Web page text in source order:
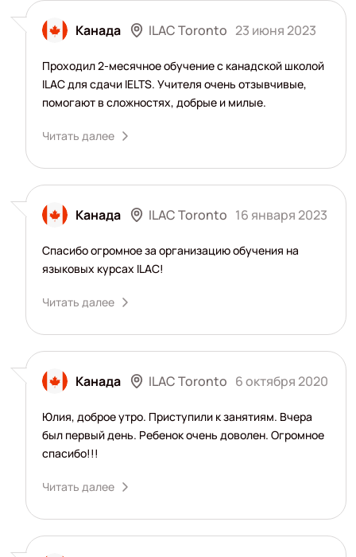
Канада ILAC Toronto 23 июня 2023
Проходил 2-месячное обучение с канадской школой
ILAC для сдачи IELTS. Учителя очень отзывчивые,
помогают в сложностях, добрые и милые.
Читать далее
Канада ILAC Toronto 16 января 2023
Спасибо огромное за организацию обучения на
языковых курсах ILAC!
Читать далее
Канада ILAC Toronto 6 октября 2020
Юлия, доброе утро. Приступили к занятиям. Вчера
был первый день. Ребенок очень доволен. Огромное
спасибо!!!
Читать далее